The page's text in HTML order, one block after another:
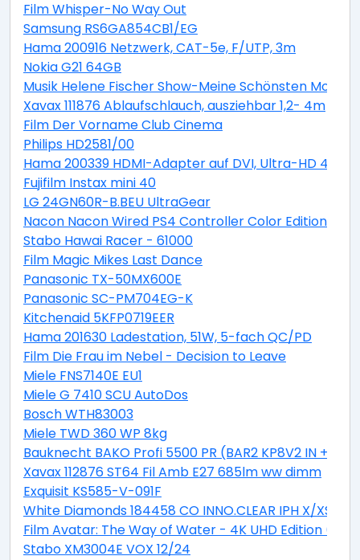
Film Whisper-No Way Out
Samsung RS6GA854CB1/EG
Hama 200916 Netzwerk, CAT-5e, F/UTP, 3m
Nokia G21 64GB
Musik Helene Fischer Show-Meine Schönsten
Xavax 111876 Ablaufschlauch, ausziehbar 1,2- 4m
Film Der Vorname Club Cinema
Philips HD2581/00
Hama 200339 HDMI-Adapter auf DVI, Ultra-HD 4K
Fujifilm Instax mini 40
LG 24GN60R-B.BEU UltraGear
Nacon Nacon Wired PS4 Controller Color Edition blue
Stabo Hawai Racer - 61000
Film Magic Mikes Last Dance
Panasonic TX-50MX600E
Panasonic SC-PM704EG-K
Kitchenaid 5KFP0719EER
Hama 201630 Ladestation, 51W, 5-fach QC/PD
Film Die Frau im Nebel - Decision to Leave
Miele FNS7140E EU1
Miele G 7410 SCU AutoDos
Bosch WTH83003
Miele TWD 360 WP 8kg
Bauknecht BAKO Profi 5500 PR (BAR2 KP8V2 IN +
Xavax 112876 ST64 Fil Amb E27 685lm ww dimm
Exquisit KS585-V-091F
White Diamonds 184458 CO INNO.CLEAR IPH X/XS
Film Avatar: The Way of Water - 4K UHD Edition
Stabo XM3004E VOX 12/24